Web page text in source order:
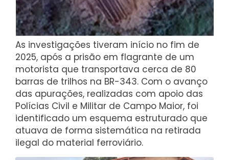
As investigações tiveram início no fim de
2025, após a prisão em flagrante de um
motorista que transportava cerca de 80
barras de trilhos na BR-343. Com o avanço
das apurações, realizadas com apoio das
Polícias Civil e Militar de Campo Maior, foi
identificado um esquema estruturado que
atuava de forma sistemática na retirada
ilegal do material ferroviário.